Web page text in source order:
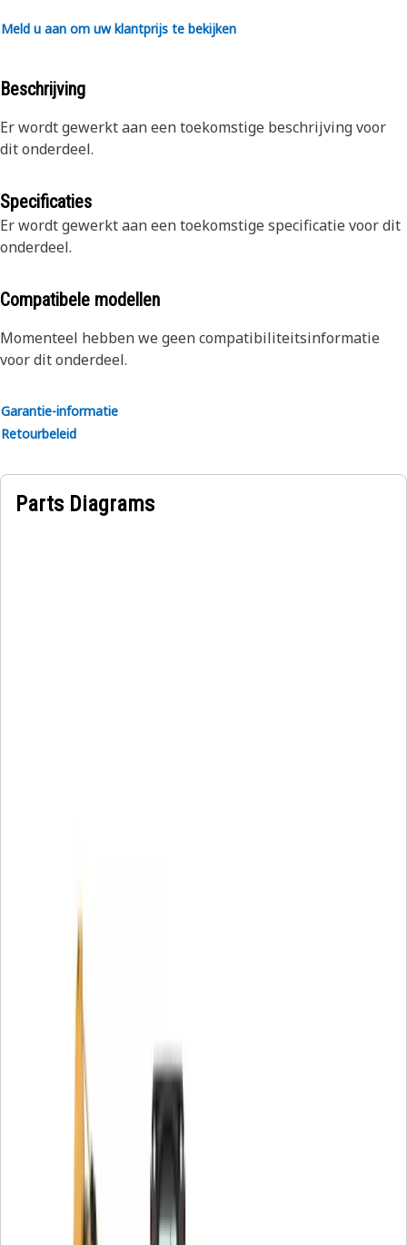
Meld u aan om uw klantprijs te bekijken
Beschrijving
Er wordt gewerkt aan een toekomstige beschrijving voor
dit onderdeel.
Specificaties
Er wordt gewerkt aan een toekomstige specificatie voor dit
onderdeel.
Compatibele modellen
Momenteel hebben we geen compatibiliteitsinformatie
voor dit onderdeel.
Garantie-informatie
Retourbeleid
Parts Diagrams